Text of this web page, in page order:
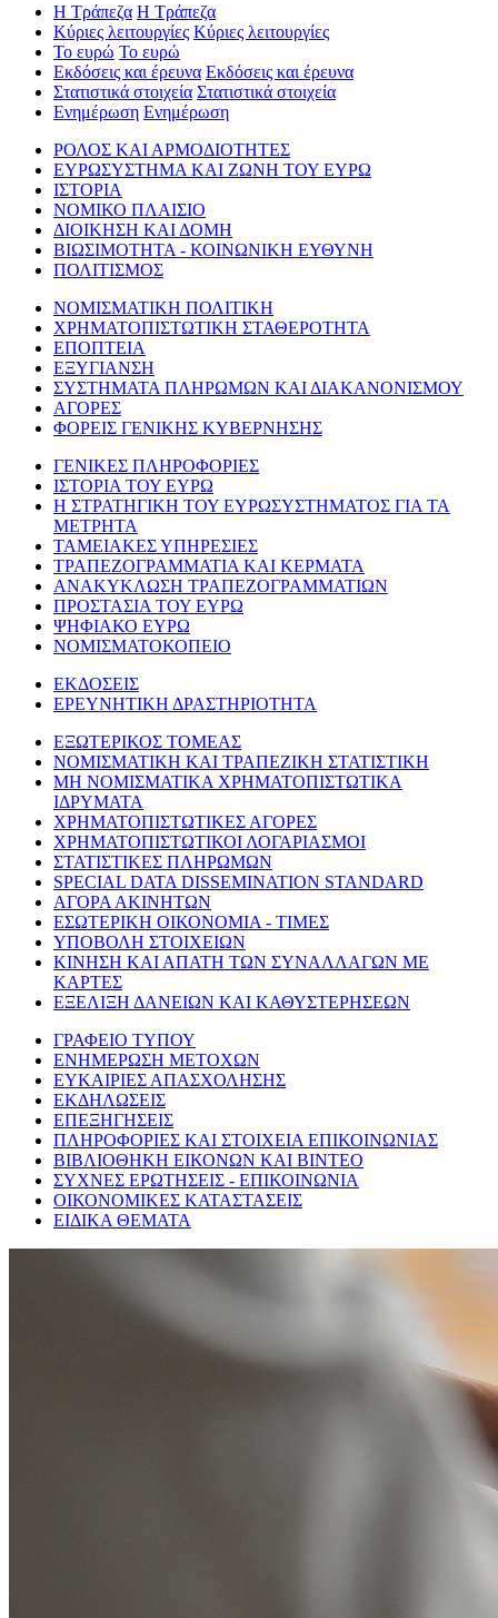
Η Τράπεζα Η Τράπεζα
Κύριες λειτουργίες Κύριες λειτουργίες
Το ευρώ Το ευρώ
Εκδόσεις και έρευνα Εκδόσεις και έρευνα
Στατιστικά στοιχεία Στατιστικά στοιχεία
Ενημέρωση Ενημέρωση
ΡΟΛΟΣ ΚΑΙ ΑΡΜΟΔΙΟΤΗΤΕΣ
ΕΥΡΩΣΥΣΤΗΜΑ ΚΑΙ ΖΩΝΗ ΤΟΥ ΕΥΡΩ
ΙΣΤΟΡΙΑ
ΝΟΜΙΚΟ ΠΛΑΙΣΙΟ
ΔΙΟΙΚΗΣΗ ΚΑΙ ΔΟΜΗ
ΒΙΩΣΙΜΟΤΗΤΑ - ΚΟΙΝΩΝΙΚΗ ΕΥΘΥΝΗ
ΠΟΛΙΤΙΣΜΟΣ
ΝΟΜΙΣΜΑΤΙΚΗ ΠΟΛΙΤΙΚΗ
ΧΡΗΜΑΤΟΠΙΣΤΩΤΙΚΗ ΣΤΑΘΕΡΟΤΗΤΑ
ΕΠΟΠΤΕΙΑ
ΕΞΥΓΙΑΝΣΗ
ΣΥΣΤΗΜΑΤΑ ΠΛΗΡΩΜΩΝ ΚΑΙ ΔΙΑΚΑΝΟΝΙΣΜΟΥ
ΑΓΟΡΕΣ
ΦΟΡΕΙΣ ΓΕΝΙΚΗΣ ΚΥΒΕΡΝΗΣΗΣ
ΓΕΝΙΚΕΣ ΠΛΗΡΟΦΟΡΙΕΣ
ΙΣΤΟΡΙΑ ΤΟΥ ΕΥΡΩ
Η ΣΤΡΑΤΗΓΙΚΗ ΤΟΥ ΕΥΡΩΣΥΣΤΗΜΑΤΟΣ ΓΙΑ ΤΑ
ΜΕΤΡΗΤΑ
ΤΑΜΕΙΑΚΕΣ ΥΠΗΡΕΣΙΕΣ
ΤΡΑΠΕΖΟΓΡΑΜΜΑΤΙΑ ΚΑΙ ΚΕΡΜΑΤΑ
ΑΝΑΚΥΚΛΩΣΗ ΤΡΑΠΕΖΟΓΡΑΜΜΑΤΙΩΝ
ΠΡΟΣΤΑΣΙΑ ΤΟΥ ΕΥΡΩ
ΨΗΦΙΑΚΟ ΕΥΡΩ
ΝΟΜΙΣΜΑΤΟΚΟΠΕΙΟ
ΕΚΔΟΣΕΙΣ
ΕΡΕΥΝΗΤΙΚΗ ΔΡΑΣΤΗΡΙΟΤΗΤΑ
ΕΞΩΤΕΡΙΚΟΣ ΤΟΜΕΑΣ
ΝΟΜΙΣΜΑΤΙΚΗ ΚΑΙ ΤΡΑΠΕΖΙΚΗ ΣΤΑΤΙΣΤΙΚΗ
ΜΗ ΝΟΜΙΣΜΑΤΙΚΑ ΧΡΗΜΑΤΟΠΙΣΤΩΤΙΚΑ
ΙΔΡΥΜΑΤΑ
ΧΡΗΜΑΤΟΠΙΣΤΩΤΙΚΕΣ ΑΓΟΡΕΣ
ΧΡΗΜΑΤΟΠΙΣΤΩΤΙΚΟΙ ΛΟΓΑΡΙΑΣΜΟΙ
ΣΤΑΤΙΣΤΙΚΕΣ ΠΛΗΡΩΜΩΝ
SPECIAL DATA DISSEMINATION STANDARD
ΑΓΟΡΑ ΑΚΙΝΗΤΩΝ
ΕΣΩΤΕΡΙΚΗ ΟΙΚΟΝΟΜΙΑ - ΤΙΜΕΣ
ΥΠΟΒΟΛΗ ΣΤΟΙΧΕΙΩΝ
ΚΙΝΗΣΗ ΚΑΙ ΑΠΑΤΗ ΤΩΝ ΣΥΝΑΛΛΑΓΩΝ ΜΕ
ΚΑΡΤΕΣ
ΕΞΕΛΙΞΗ ΔΑΝΕΙΩΝ ΚΑΙ ΚΑΘΥΣΤΕΡΗΣΕΩΝ
ΓΡΑΦΕΙΟ ΤΥΠΟΥ
ΕΝΗΜΕΡΩΣΗ ΜΕΤΟΧΩΝ
ΕΥΚΑΙΡΙΕΣ ΑΠΑΣΧΟΛΗΣΗΣ
ΕΚΔΗΛΩΣΕΙΣ
ΕΠΕΞΗΓΗΣΕΙΣ
ΠΛΗΡΟΦΟΡΙΕΣ ΚΑΙ ΣΤΟΙΧΕΙΑ ΕΠΙΚΟΙΝΩΝΙΑΣ
ΒΙΒΛΙΟΘΗΚΗ ΕΙΚΟΝΩΝ ΚΑΙ ΒΙΝΤΕΟ
ΣΥΧΝΕΣ ΕΡΩΤΗΣΕΙΣ - ΕΠΙΚΟΙΝΩΝΙΑ
ΟΙΚΟΝΟΜΙΚΕΣ ΚΑΤΑΣΤΑΣΕΙΣ
ΕΙΔΙΚΑ ΘΕΜΑΤΑ